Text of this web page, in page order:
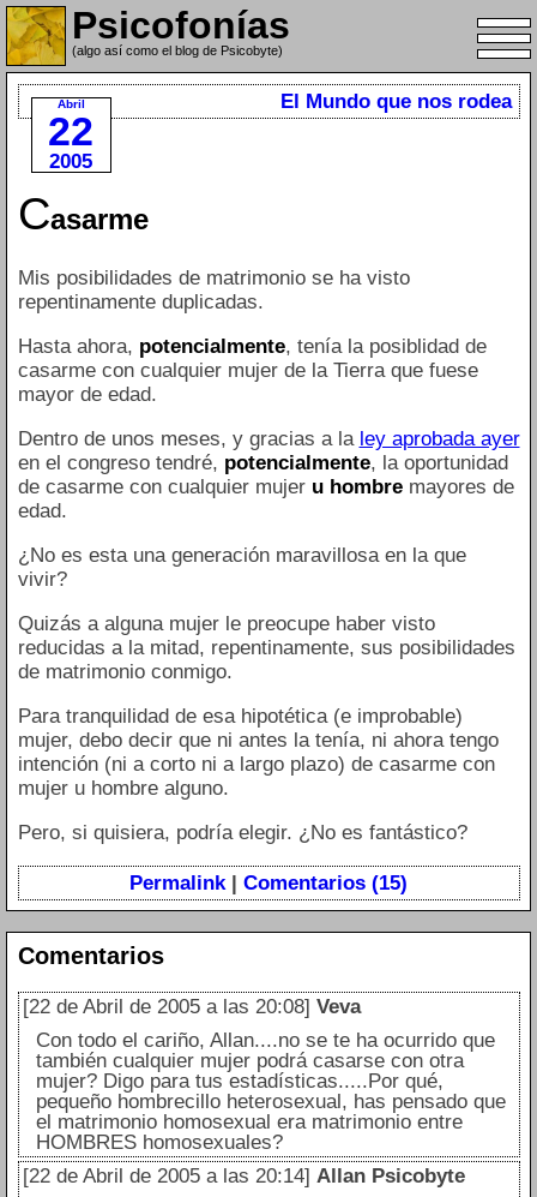
Psicofonías
(algo así como el blog de Psicobyte)
Abril
22
2005
El Mundo que nos rodea
Casarme
Mis posibilidades de matrimonio se ha visto
repentinamente duplicadas.
Hasta ahora, potencialmente, tenía la posiblidad de
casarme con cualquier mujer de la Tierra que fuese
mayor de edad.
Dentro de unos meses, y gracias a la ley aprobada ayer
en el congreso tendré, potencialmente, la oportunidad
de casarme con cualquier mujer u hombremayores de
edad.
¿No es esta una generación maravillosa en la que
vivir?
Quizás a alguna mujer le preocupe haber visto
reducidas a la mitad, repentinamente, sus posibilidades
de matrimonio conmigo.
Para tranquilidad de esa hipotética (e improbable)
mujer, debo decir que ni antes la tenía, ni ahora tengo
intención (ni a corto ni a largo plazo) de casarme con
mujer u hombre alguno.
Pero, si quisiera, podría elegir. ¿No es fantástico?
Permalink | Comentarios (15)
Comentarios
[22 de Abril de 2005 a las 20:08] Veva
Con todo el cariño, Allan....no se te ha ocurrido que
también cualquier mujer podrá casarse con otra
mujer? Digo para tus estadísticas.....Por qué,
pequeño hombrecillo heterosexual, has pensado que
el matrimonio homosexual era matrimonio entre
HOMBRES homosexuales?
[22 de Abril de 2005 a las 20:14] Allan Psicobyte